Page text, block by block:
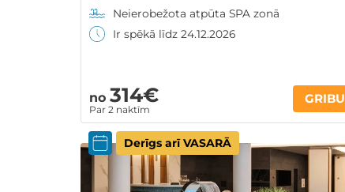
Neierobežota atpūta SPA zonā
Ir spēkā līdz 24.12.2026
no 314€
Par 2 naktīm
GRIBU
Derīgs arī VASARĀ